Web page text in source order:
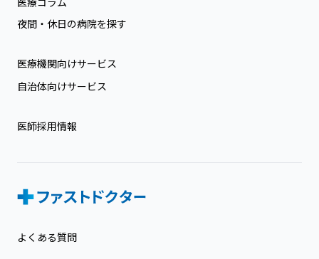
夜間・休日の病院を探す
医療機関向けサービス
自治体向けサービス
医師採用情報
よくある質問